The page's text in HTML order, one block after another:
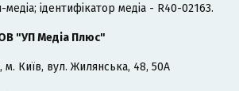
ідентифікатор медіа - R40-02163.
"УП Медіа Плюс"
м. Київ, вул. Жилянська, 48, 50А